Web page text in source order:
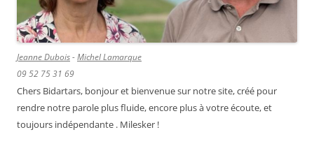
Jeanne Dubois-Michel Lamarque
09 52 75 31 69
Chers Bidartars, bonjour et bienvenue sur notre site, créé pour
rendre notre parole plus fluide, encore plus à votre écoute, et
toujours indépendante . Milesker !